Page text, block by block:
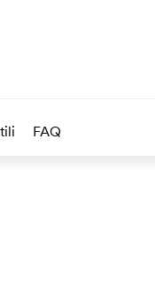
FAQ